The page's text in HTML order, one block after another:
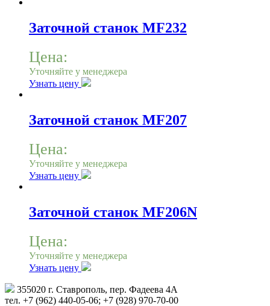
Заточной станок MF232
Цена:
Уточняйте у менеджера
Узнать цену
Заточной станок MF207
Цена:
Уточняйте у менеджера
Узнать цену
Заточной станок MF206N
Цена:
Уточняйте у менеджера
Узнать цену
355020 г. Ставрополь, пер. Фадеева 4А
тел. +7 (962) 440-05-06; +7 (928) 970-70-00